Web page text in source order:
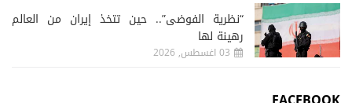
“نظرية الفوضى”.. حين تتخذ إيران من العالم
رهينة لها
03 اغسطس, 2026